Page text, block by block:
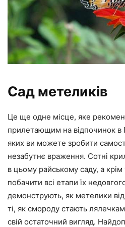
Сад метеликів
Це ще одне місце, яке
прилетающим на відпочинок в
яких ви можете зробити
незабутнє враження. Сотні
в цьому райському саду, а
побачити всі етапи їх
демонструють, як метелики
ті, як смороду стають
свій остаточний вигляд.